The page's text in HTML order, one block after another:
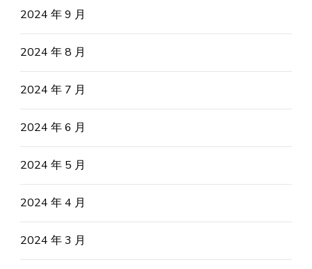
2024 年 9 月
2024 年 8 月
2024 年 7 月
2024 年 6 月
2024 年 5 月
2024 年 4 月
2024 年 3 月